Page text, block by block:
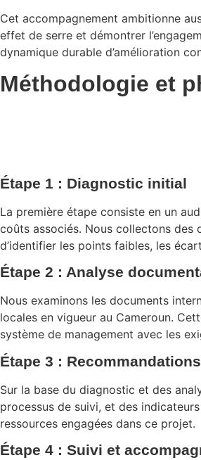
Cet accompagnement ambitionne
effet de serre et démontrer
dynamique durable d’amélioration
Méthodologie et
Étape 1 : Diagnostic initial
La première étape consiste en un
coûts associés. Nous collectons des
d’identifier les points faibles, les
Étape 2 : Analyse
Nous examinons les documents
locales en vigueur au Cameroun.
système de management avec les
Étape 3 :
Sur la base du diagnostic et des
processus de suivi, et des
ressources engagées dans ce projet.
Étape 4 : Suivi et